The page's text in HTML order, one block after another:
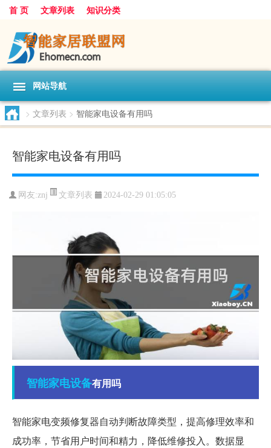
首 页 文章列表 知识分类
网站导航
> 文章列表 > 智能家电设备有用吗
智能家电设备有用吗
网友:znj 文章列表 2024-02-29 01:05:05
智能家电设备有用吗
智能家电变频修复器自动判断故障类型，提高修理效率和
成功率，节省用户时间和精力，降低维修投入。数据显